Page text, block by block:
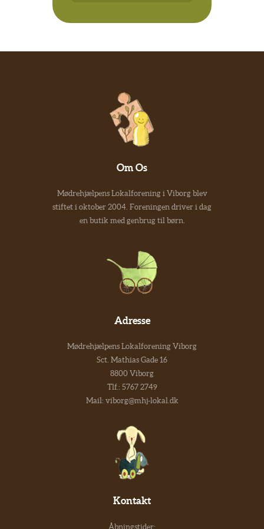
Om Os
Mødrehjælpens Lokalforening i Viborg blev
stiftet i oktober 2004. Foreningen driver i dag
en butik med genbrug til børn.
Adresse
Mødrehjælpens Lokalforening Viborg
Sct. Mathias Gade 16
8800 Viborg
Tlf.: 5767 2749
Mail: viborg@mhj-lokal.dk
Kontakt
Åbningstider: